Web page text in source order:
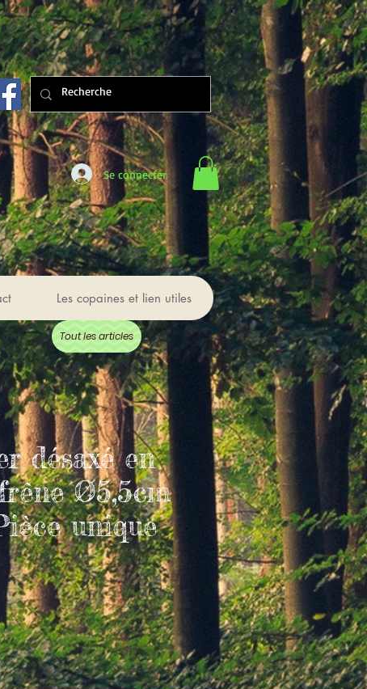
Se connecter
Les copaines et lien utiles
désaxé en
Ø5,5cm
unique
Tout les articles